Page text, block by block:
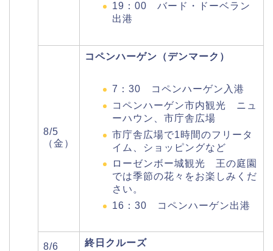
19：00 バード・ドーベラン
出港
8/5
（金）
コペンハーゲン（デンマーク）
7：30 コペンハーゲン入港
コペンハーゲン市内観光 ニュ
ーハウン、市庁舎広場
市庁舎広場で1時間のフリータ
イム、ショッピングなど
ローゼンボー城観光 王の庭園
では季節の花々をお楽しみくだ
さい。
16：30 コペンハーゲン出港
8/6
終日クルーズ